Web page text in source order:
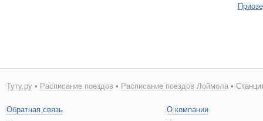
Туту.ру• Расписание поездов • Расписание поездов Лоймола•
Обратная связь
О компании